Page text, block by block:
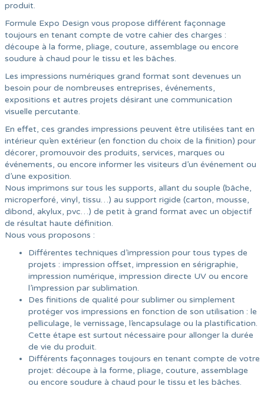
produit.
Formule Expo Design vous propose différent façonnage
toujours en tenant compte de votre cahier des charges :
découpe à la forme, pliage, couture, assemblage ou encore
soudure à chaud pour le tissu et les bâches.
Les impressions numériques grand format sont devenues un
besoin pour de nombreuses entreprises, événements,
expositions et autres projets désirant une communication
visuelle percutante.
En effet, ces grandes impressions peuvent être utilisées tant en
intérieur qu’en extérieur (en fonction du choix de la finition) pour
décorer, promouvoir des produits, services, marques ou
événements, ou encore informer les visiteurs d’un événement ou
d’une exposition.
Nous imprimons sur tous les supports, allant du souple (bâche,
microperforé, vinyl, tissu…) au support rigide (carton, mousse,
dibond, akylux, pvc…) de petit à grand format avec un objectif
de résultat haute définition.
Nous vous proposons :
Différentes techniques d’impression pour tous types de
projets : impression offset, impression en sérigraphie,
impression numérique, impression directe UV ou encore
l’impression par sublimation.
Des finitions de qualité pour sublimer ou simplement
protéger vos impressions en fonction de son utilisation : le
pelliculage, le vernissage, l’encapsulage ou la plastification.
Cette étape est surtout nécessaire pour allonger la durée
de vie du produit.
Différents façonnages toujours en tenant compte de votre
projet: découpe à la forme, pliage, couture, assemblage
ou encore soudure à chaud pour le tissu et les bâches.